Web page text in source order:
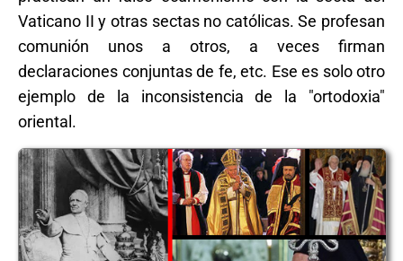
Vaticano II y otras sectas no católicas. Se profesan
comunión unos a otros, a veces firman
declaraciones conjuntas de fe, etc. Ese es solo otro
ejemplo de la inconsistencia de la "ortodoxia"
oriental.